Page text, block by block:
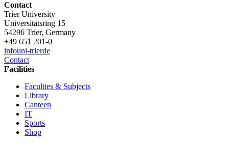
Contact
Trier University
Universitätsring 15
54296 Trier, Germany
+49 651 201-0
infouni-trierde
Contact
Facilities
Faculties & Subjects
Library
Canteen
IT
Sports
Shop